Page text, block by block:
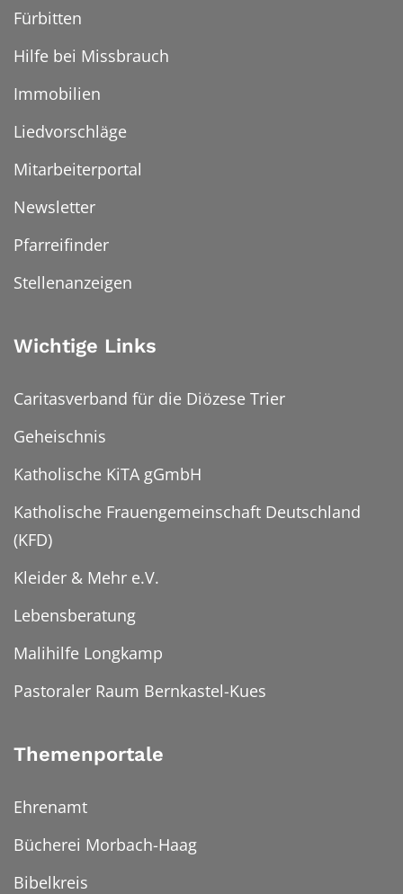
Fürbitten
Hilfe bei Missbrauch
Immobilien
Liedvorschläge
Mitarbeiterportal
Newsletter
Pfarreifinder
Stellenanzeigen
Wichtige Links
Caritasverband für die Diözese Trier
Geheischnis
Katholische KiTA gGmbH
Katholische Frauengemeinschaft Deutschland
(KFD)
Kleider & Mehr e.V.
Lebensberatung
Malihilfe Longkamp
Pastoraler Raum Bernkastel-Kues
Themenportale
Ehrenamt
Bücherei Morbach-Haag
Bibelkreis